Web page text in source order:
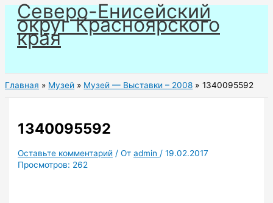
Перейти
содержимому
Северо-Енисейский
округ Красноярского
края
Главная Музей Музей — Выставки – 2008 1340095592
1340095592
Оставьте комментарий / Отadmin /19.02.2017
Просмотров: 262